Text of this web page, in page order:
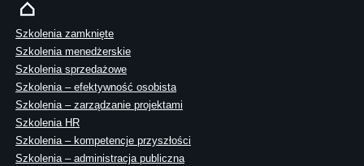
Szkolenia zamknięte
Szkolenia menedżerskie
Szkolenia sprzedażowe
Szkolenia – efektywność osobista
Szkolenia – zarządzanie projektami
Szkolenia HR
Szkolenia – kompetencje przyszłości
Szkolenia – administracja publiczna